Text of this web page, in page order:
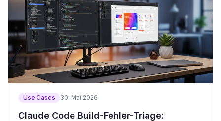
Use Cases 30. Mai 2026
Claude Code Build-Fehler-Triage: